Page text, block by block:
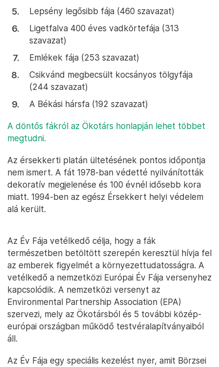
Lepsény legősibb fája (460 szavazat)
Ligetfalva 400 éves vadkörtefája (313
szavazat)
Emlékek fája (253 szavazat)
Csikvánd megbecsült kocsányos tölgyfája
(244 szavazat)
A Békási hársfa (192 szavazat)
A döntős fákról az Ökotárs honlapján lehet többet
megtudni.
Az érsekkerti platán ültetésének pontos időpontja
nem ismert. A fát 1978-ban védetté nyilvánították
dekoratív megjelenése és 100 évnél idősebb kora
miatt. 1994-ben az egész Érsekkert helyi védelem
alá került.
Az Év Fája vetélkedő célja, hogy a fák
természetben betöltött szerepén keresztül hívja fel
az emberek figyelmét a környezettudatosságra. A
vetélkedő a nemzetközi Európai Év Fája versenyhez
kapcsolódik. A nemzetközi versenyt az
Environmental Partnership Association (EPA)
szervezi, mely az Ökotársból és 5 további közép-
európai országban működő testvéralapítványaiból
áll.
Az Év Fája egy speciális kezelést nyer, amit Börzsei